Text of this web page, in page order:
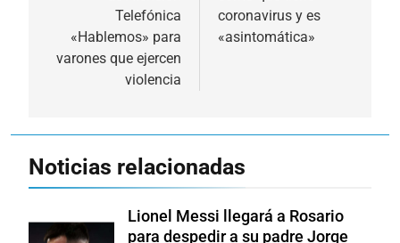
entradasTelefónica
«Hablemos» para
varones que ejercen
violencia
coronavirus y es
«asintomática»
Noticias relacionadas
Lionel Messi llegará a Rosario
para despedir a su padre Jorge